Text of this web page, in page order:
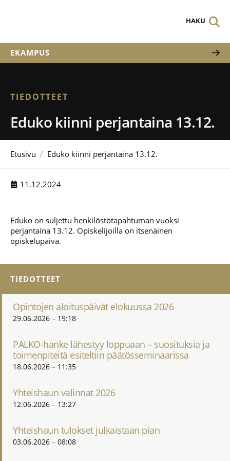
HAKU
EKAMPUS
TIEDOTTEET
Eduko kiinni perjantaina 13.12.
Etusivu / Eduko kiinni perjantaina 13.12.
11.12.2024
Eduko on suljettu henkilöstötapahtuman vuoksi
perjantaina 13.12. Opiskelijoilla on itsenäinen
opiskelupäivä.
TIEDOTTEET
Opintojen aloituspäivät elokuussa 2026
29.06.2026 19:18
PALKO-hanke lähestyy loppuaan – suosituksia ja
toimenpiteitä esiteltiin päätösseminaarissa
18.06.2026 11:35
Yhteishaun valinnat 2026
12.06.2026 13:27
Yhteishaun tulokset julkaistaan pian
03.06.2026 08:08